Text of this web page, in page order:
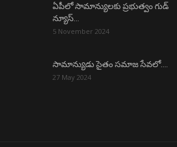
ఏపీలో సామాన్యులకు ప్రభుత్వం గుడ్
న్యూస్…
5 November 2024
సామాన్యుడు సైతం సమాజ సేవలో….
27 May 2024